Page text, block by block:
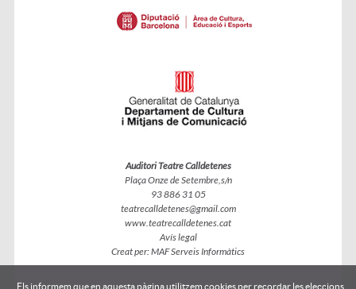
Els informem que en aquesta pàgina utilitzem cookies per recordar les eleccions
Auditori Teatre Calldetenes
Plaça Onze de Setembre,s/n
93 886 31 05
teatrecalldetenes@gmail.com
www.teatrecalldetenes.cat
Avís legal
Creat per:MAF Serveis Informàtics